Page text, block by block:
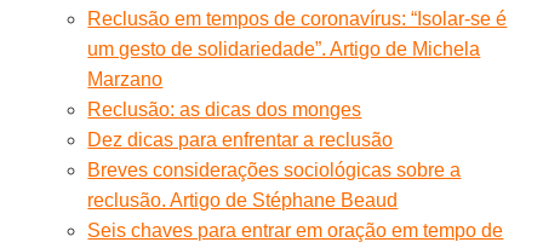
Reclusão em tempos de coronavírus: “Isolar-se é
um gesto de solidariedade”. Artigo de Michela
Marzano
Reclusão: as dicas dos monges
Dez dicas para enfrentar a reclusão
Breves considerações sociológicas sobre a
reclusão. Artigo de Stéphane Beaud
Seis chaves para entrar em oração em tempo de